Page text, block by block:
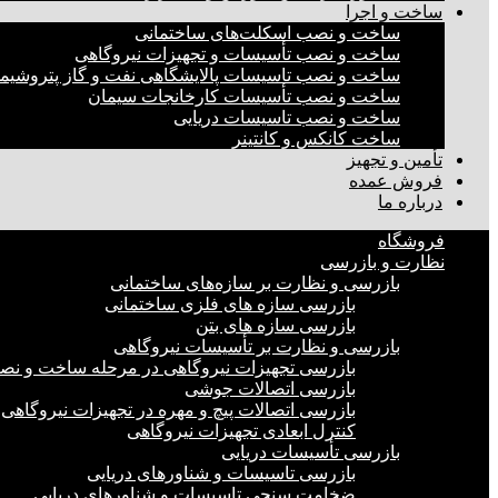
ساخت و اجرا
ساخت و نصب اسکلت‌های ساختمانی
ساخت و نصب تأسیسات و تجهیزات نیروگاهی
ساخت و نصب تاسیسات پالایشگاهی نفت و گاز
ساخت و نصب تأسیسات کارخانجات سیمان
ساخت و نصب تاسیسات دریایی
ساخت کانکس و کانتینر
تأمین و تجهیز
فروش عمده
درباره ما
فروشگاه
نظارت و بازرسی
بازرسی و نظارت بر سازه‌های ساختمانی
بازرسی سازه های فلزی ساختمانی
بازرسی سازه های بتن
بازرسی و نظارت بر تأسیسات نیروگاهی
بازرسی تجهیزات نیروگاهی در مرحله ساخت و
بازرسی اتصالات جوشی
بازرسی اتصالات پیچ و مهره در تجهیزات نیروگاهی
کنترل ابعادی تجهیزات نیروگاهی
بازرسی تأسیسات دریایی
بازرسی تاسیسات و شناورهای دریایی
ضخامت سنجی تاسیسات و شناورهای دریایی